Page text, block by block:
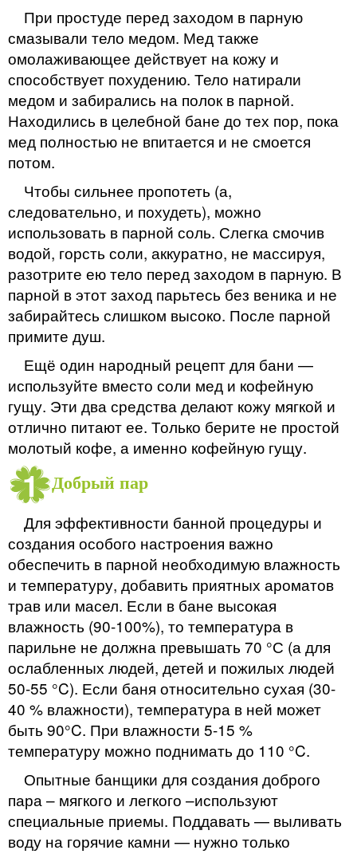
При простуде перед заходом в парную
смазывали тело медом. Мед также
омолаживающее действует на кожу и
способствует похудению. Тело натирали
медом и забирались на полок в парной.
Находились в целебной бане до тех пор, пока
мед полностью не впитается и не смоется
потом.
Чтобы сильнее пропотеть (а,
следовательно, и похудеть), можно
использовать в парной соль. Слегка смочив
водой, горсть соли, аккуратно, не массируя,
разотрите ею тело перед заходом в парную. В
парной в этот заход парьтесь без веника и не
забирайтесь слишком высоко. После парной
примите душ.
Ещё один народный рецепт для бани —
используйте вместо соли мед и кофейную
гущу. Эти два средства делают кожу мягкой и
отлично питают ее. Только берите не простой
молотый кофе, а именно кофейную гущу.
Добрый пар
Для эффективности банной процедуры и
создания особого настроения важно
обеспечить в парной необходимую влажность
и температуру, добавить приятных ароматов
трав или масел. Если в бане высокая
влажность (90-100%), то температура в
парильне не должна превышать 70 °С (а для
ослабленных людей, детей и пожилых людей
50-55 °C). Если баня относительно сухая (30-
40 % влажности), температура в ней может
быть 90°C. При влажности 5-15 %
температуру можно поднимать до 110 °C.
Опытные банщики для создания доброго
пара – мягкого и легкого –используют
специальные приемы. Поддавать — выливать
воду на горячие камни — нужно только